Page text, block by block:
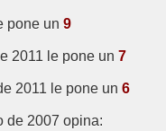
pone un 9
2011 le pone un 7
2011 le pone un 6
de 2007 opina: